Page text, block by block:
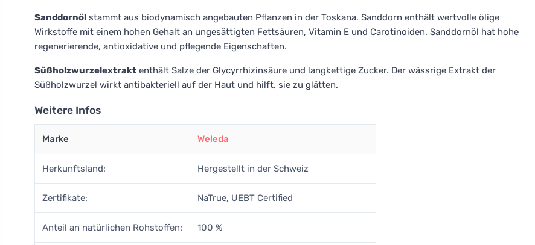
Sanddornöl stammt aus biodynamisch angebauten Pflanzen in der Toskana. Sanddorn enthält wertvolle ölige
Wirkstoffe mit einem hohen Gehalt an ungesättigten Fettsäuren, Vitamin E und Carotinoiden. Sanddornöl hat hohe
regenerierende, antioxidative und pflegende Eigenschaften.
Süßholzwurzelextrakt enthält Salze der Glycyrrhizinsäure und langkettige Zucker. Der wässrige Extrakt der
Süßholzwurzel wirkt antibakteriell auf der Haut und hilft, sie zu glätten.
Weitere Infos
Marke Weleda
Herkunftsland: Hergestellt in der Schweiz
Zertifikate: NaTrue, UEBT Certified
Anteil an natürlichen Rohstoffen: 100 %